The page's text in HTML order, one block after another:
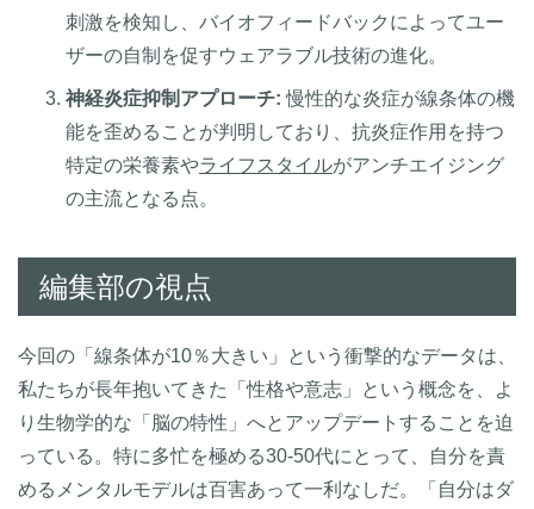
刺激を検知し、バイオフィードバックによってユー
ザーの自制を促すウェアラブル技術の進化。
神経炎症抑制アプローチ: 慢性的な炎症が線条体の機
能を歪めることが判明しており、抗炎症作用を持つ
特定の栄養素やライフスタイルがアンチエイジング
の主流となる点。
編集部の視点
今回の「線条体が10％大きい」という衝撃的なデータは、
私たちが長年抱いてきた「性格や意志」という概念を、よ
り生物学的な「脳の特性」へとアップデートすることを迫
っている。特に多忙を極める30-50代にとって、自分を責
めるメンタルモデルは百害あって一利なしだ。「自分はダ